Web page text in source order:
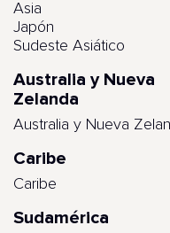
Asia
Japón
Sudeste Asiático
Australia y Nueva
Zelanda
Australia y Nueva
Caribe
Caribe
Sudamérica